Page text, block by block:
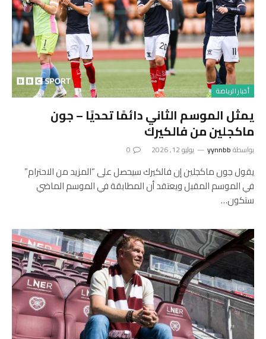
أخبار الرياضة
يمثل الموسم الثاني دائمًا تحديًا – جون
ماكجلين من فالكيرك
بواسطةyynnbb يوليو 12, 2026 0
يقول جون ماكجلين إن فالكيرك سيحصل على “المزيد من الاحترام”
في الموسم المقبل ويعتقد أن المطابقة في الموسم الماضي
ستكون…